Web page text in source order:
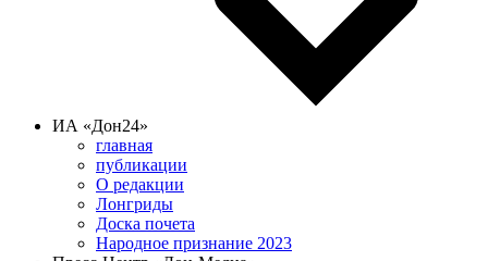
ИА «Дон24»
главная
публикации
О редакции
Лонгриды
Доска почета
Народное признание 2023